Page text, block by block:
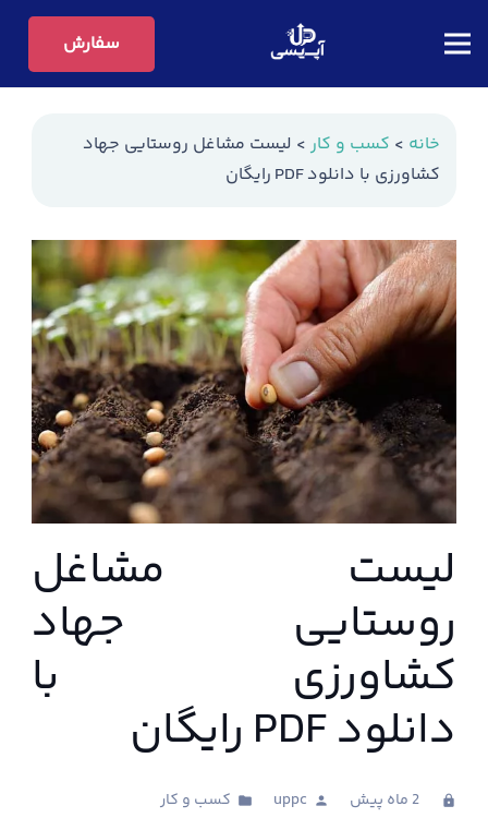
سفارش
خانه > کسب و کار > لیست مشاغل روستایی جهاد
کشاورزی با دانلود PDF رایگان
لیست مشاغل
روستایی جهاد
کشاورزی با
دانلود PDF رایگان
clock 2 ماه پیش person
uppc
folder کسب و کار